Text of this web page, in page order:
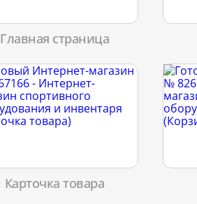
Главная страница
Карточка товара